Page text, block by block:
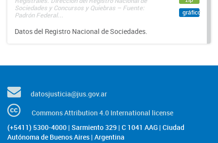
Sociedades y Concursos y Quiebras – Fuente:
Padrón Federal...
Datos del Registro Nacional de Sociedades.
gráfico
datosjusticia@jus.gov.ar
Commons Attribution 4.0 International license
(+5411) 5300-4000 | Sarmiento 329 | C 1041 AAG | Ciudad
Autónoma de Buenos Aires | Argentina